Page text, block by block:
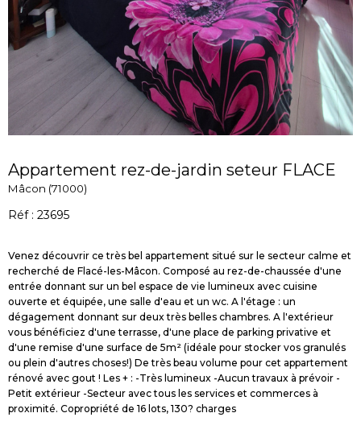
Appartement rez-de-jardin seteur FLACE
Mâcon (71000)
Réf : 23695
Venez découvrir ce très bel appartement situé sur le secteur calme et
recherché de Flacé-les-Mâcon. Composé au rez-de-chaussée d'une
entrée donnant sur un bel espace de vie lumineux avec cuisine
ouverte et équipée, une salle d'eau et un wc. A l'étage : un
dégagement donnant sur deux très belles chambres. A l'extérieur
vous bénéficiez d'une terrasse, d'une place de parking privative et
d'une remise d'une surface de 5m² (idéale pour stocker vos granulés
ou plein d'autres choses!) De très beau volume pour cet appartement
rénové avec gout ! Les + : -Très lumineux -Aucun travaux à prévoir -
Petit extérieur -Secteur avec tous les services et commerces à